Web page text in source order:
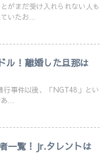
がまだ受け入れられない人も
いたお...
ル！離婚した旦那は
行事件以後、「NGT48」とい
...
一覧！Jr.タレントは